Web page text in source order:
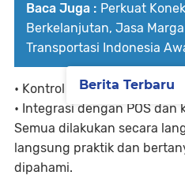
Baca Juga : Perkuat
Berkelanjutan, Jasa
Transportasi Indonesia
• Kontrol kas dan bank
• Integrasi dengan POS
Semua dilakukan secara
langsung praktik dan
dipahami.
Berita Terbaru